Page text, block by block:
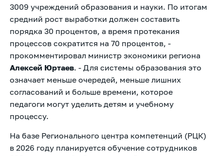
3009 учреждений образования и науки. По итогам
средний рост выработки должен составить
порядка 30 процентов, а время протекания
процессов сократится на 70 процентов, -
прокомментировал министр экономики региона
Алексей Юртаев. - Для системы образования это
означает меньше очередей, меньше лишних
согласований и больше времени, которое
педагоги могут уделить детям и учебному
процессу.
На базе Регионального центра компетенций (РЦК)
в 2026 году планируется обучение сотрудников